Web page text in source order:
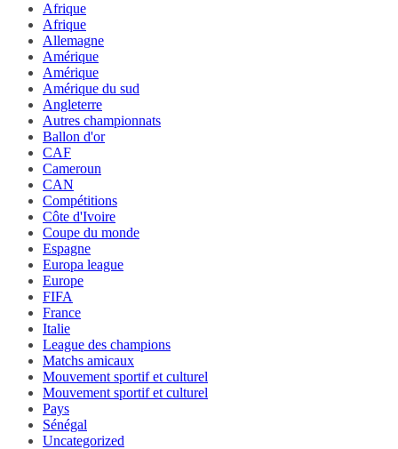
Afrique
Afrique
Allemagne
Amérique
Amérique
Amérique du sud
Angleterre
Autres championnats
Ballon d'or
CAF
Cameroun
CAN
Compétitions
Côte d'Ivoire
Coupe du monde
Espagne
Europa league
Europe
FIFA
France
Italie
League des champions
Matchs amicaux
Mouvement sportif et culturel
Mouvement sportif et culturel
Pays
Sénégal
Uncategorized